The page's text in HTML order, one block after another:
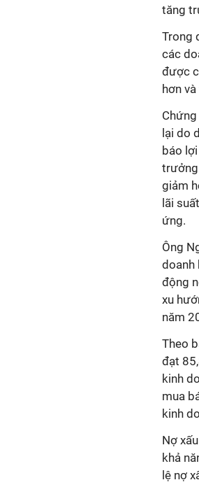
tăng
Trong
các
được
hơn
lại do
báo
giảm
lãi
ứng.
Ông
doanh
động
xu
năm
Theo
đạt
kinh
mua
kinh
Nợ
khả
lệ nợ